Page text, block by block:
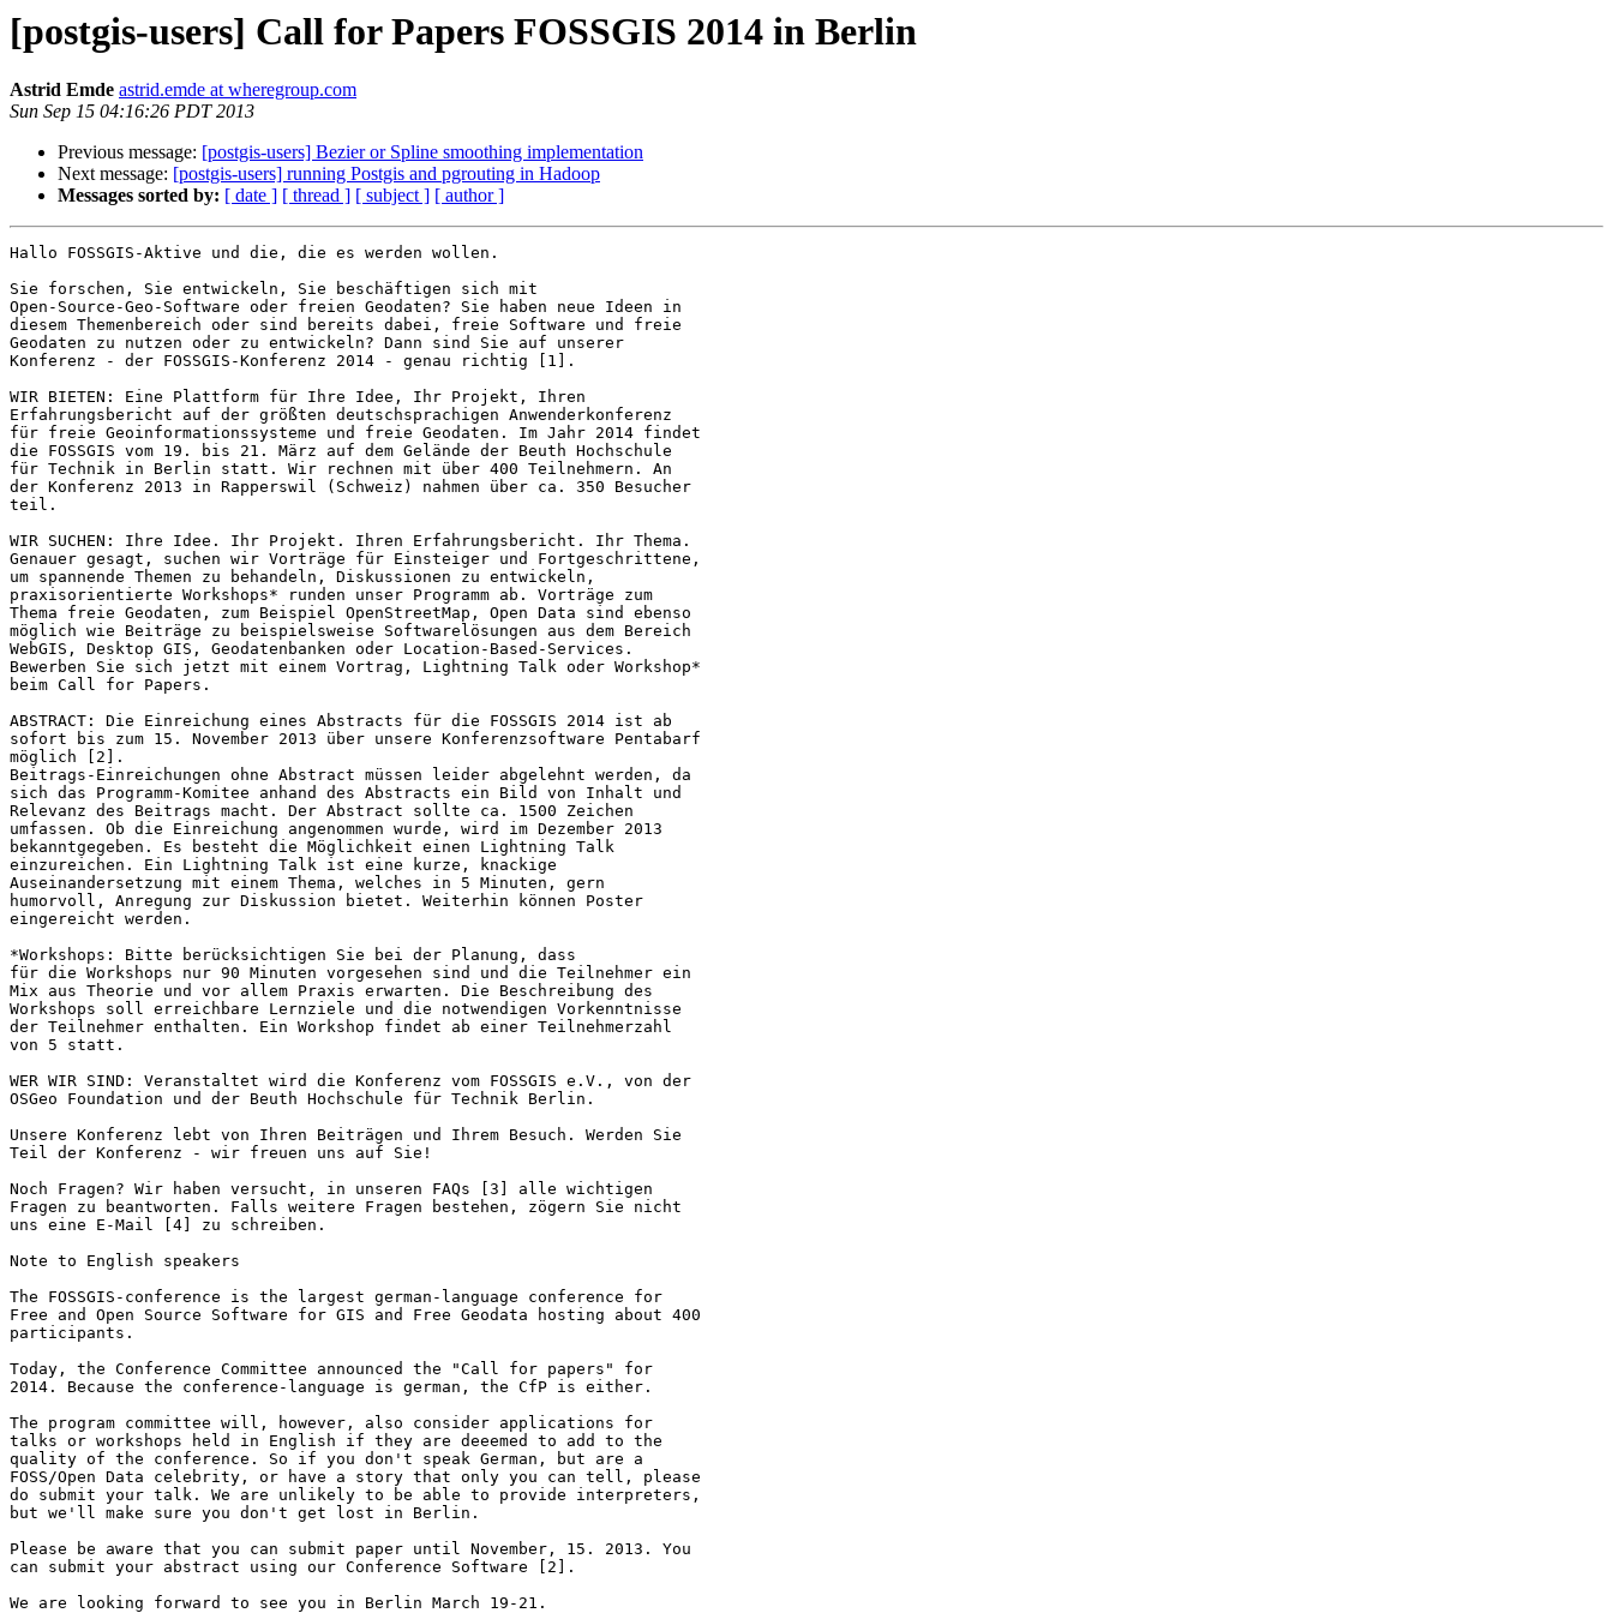
[postgis-users] Call for Papers FOSSGIS 2014 in Berlin
Astrid Emde astrid.emde at wheregroup.com
Sun Sep 15 04:16:26 PDT 2013
Previous message: [postgis-users] Bezier or Spline smoothing implementation
Next message: [postgis-users] running Postgis and pgrouting in Hadoop
Messages sorted by: [ date ] [ thread ] [ subject ] [ author ]
Hallo FOSSGIS-Aktive und die, die es werden wollen.
Sie forschen, Sie entwickeln, Sie beschäftigen sich mit
Open-Source-Geo-Software oder freien Geodaten? Sie haben neue Ideen in
diesem Themenbereich oder sind bereits dabei, freie Software und freie
Geodaten zu nutzen oder zu entwickeln? Dann sind Sie auf unserer
Konferenz - der FOSSGIS-Konferenz 2014 - genau richtig [1].
WIR BIETEN: Eine Plattform für Ihre Idee, Ihr Projekt, Ihren
Erfahrungsbericht auf der größten deutschsprachigen Anwenderkonferenz
für freie Geoinformationssysteme und freie Geodaten. Im Jahr 2014 findet
die FOSSGIS vom 19. bis 21. März auf dem Gelände der Beuth Hochschule
für Technik in Berlin statt. Wir rechnen mit über 400 Teilnehmern. An
der Konferenz 2013 in Rapperswil (Schweiz) nahmen über ca. 350 Besucher
teil.
WIR SUCHEN: Ihre Idee. Ihr Projekt. Ihren Erfahrungsbericht. Ihr Thema.
Genauer gesagt, suchen wir Vorträge für Einsteiger und Fortgeschrittene,
um spannende Themen zu behandeln, Diskussionen zu entwickeln,
praxisorientierte Workshops* runden unser Programm ab. Vorträge zum
Thema freie Geodaten, zum Beispiel OpenStreetMap, Open Data sind ebenso
möglich wie Beiträge zu beispielsweise Softwarelösungen aus dem Bereich
WebGIS, Desktop GIS, Geodatenbanken oder Location-Based-Services.
Bewerben Sie sich jetzt mit einem Vortrag, Lightning Talk oder Workshop*
beim Call for Papers.
ABSTRACT: Die Einreichung eines Abstracts für die FOSSGIS 2014 ist ab
sofort bis zum 15. November 2013 über unsere Konferenzsoftware Pentabarf
möglich [2].
Beitrags-Einreichungen ohne Abstract müssen leider abgelehnt werden, da
sich das Programm-Komitee anhand des Abstracts ein Bild von Inhalt und
Relevanz des Beitrags macht. Der Abstract sollte ca. 1500 Zeichen
umfassen. Ob die Einreichung angenommen wurde, wird im Dezember 2013
bekanntgegeben. Es besteht die Möglichkeit einen Lightning Talk
einzureichen. Ein Lightning Talk ist eine kurze, knackige
Auseinandersetzung mit einem Thema, welches in 5 Minuten, gern
humorvoll, Anregung zur Diskussion bietet. Weiterhin können Poster
eingereicht werden.
*Workshops: Bitte berücksichtigen Sie bei der Planung, dass
für die Workshops nur 90 Minuten vorgesehen sind und die Teilnehmer ein
Mix aus Theorie und vor allem Praxis erwarten. Die Beschreibung des
Workshops soll erreichbare Lernziele und die notwendigen Vorkenntnisse
der Teilnehmer enthalten. Ein Workshop findet ab einer Teilnehmerzahl
von 5 statt.
WER WIR SIND: Veranstaltet wird die Konferenz vom FOSSGIS e.V., von der
OSGeo Foundation und der Beuth Hochschule für Technik Berlin.
Unsere Konferenz lebt von Ihren Beiträgen und Ihrem Besuch. Werden Sie
Teil der Konferenz - wir freuen uns auf Sie!
Noch Fragen? Wir haben versucht, in unseren FAQs [3] alle wichtigen
Fragen zu beantworten. Falls weitere Fragen bestehen, zögern Sie nicht
uns eine E-Mail [4] zu schreiben.
Note to English speakers
The FOSSGIS-conference is the largest german-language conference for
Free and Open Source Software for GIS and Free Geodata hosting about 400
participants.
Today, the Conference Committee announced the "Call for papers" for
2014. Because the conference-language is german, the CfP is either.
The program committee will, however, also consider applications for
talks or workshops held in English if they are deeemed to add to the
quality of the conference. So if you don't speak German, but are a
FOSS/Open Data celebrity, or have a story that only you can tell, please
do submit your talk. We are unlikely to be able to provide interpreters,
but we'll make sure you don't get lost in Berlin.
Please be aware that you can submit paper until November, 15. 2013. You
can submit your abstract using our Conference Software [2].
We are looking forward to see you in Berlin March 19-21.